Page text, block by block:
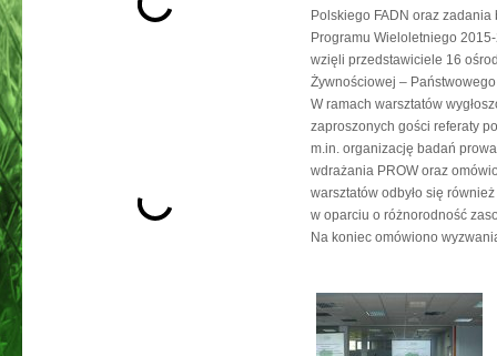
Polskiego FADN oraz
Programu Wieloletniego
wzięli przedstawiciele 16
Żywnościowej –
W ramach warsztatów
zaproszonych gości referaty
m.in. organizację badań
wdrażania PROW oraz
warsztatów odbyło się
w oparciu o różnorodność
Na koniec omówiono